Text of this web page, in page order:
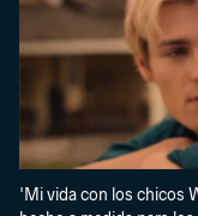
'Mi vida con los chicos